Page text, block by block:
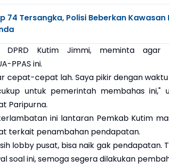
74 Tersangka, Polisi Beberkan
DPRD Kutim Jimmi, meminta agar
PPAS ini.
cepat-cepat lah. Saya pikir dengan
untuk pemerintah membahas ini,"
Paripurna.
ini lantaran Pemkab Kutim
terkait penambahan pendapatan.
lobby pusat, bisa naik gak pendapatan.
soal ini, semoga segera dilakukan